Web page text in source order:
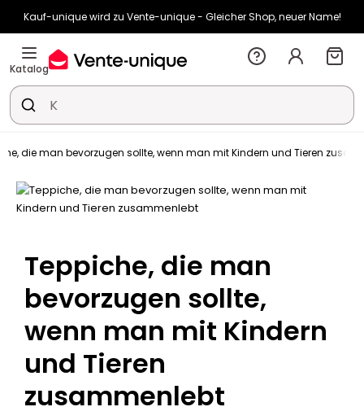
Kauf-unique wird zu Vente-unique - Gleicher Shop, neuer Name!
-10% ab 400€ mitHEAT10auf Vente-unique-Produkte
Noch:
Katalog
die man bevorzugen sollte, wenn man mit Kindern und Tieren
Teppiche, die man
bevorzugen sollte,
wenn man mit Kindern
und Tieren
zusammenlebt